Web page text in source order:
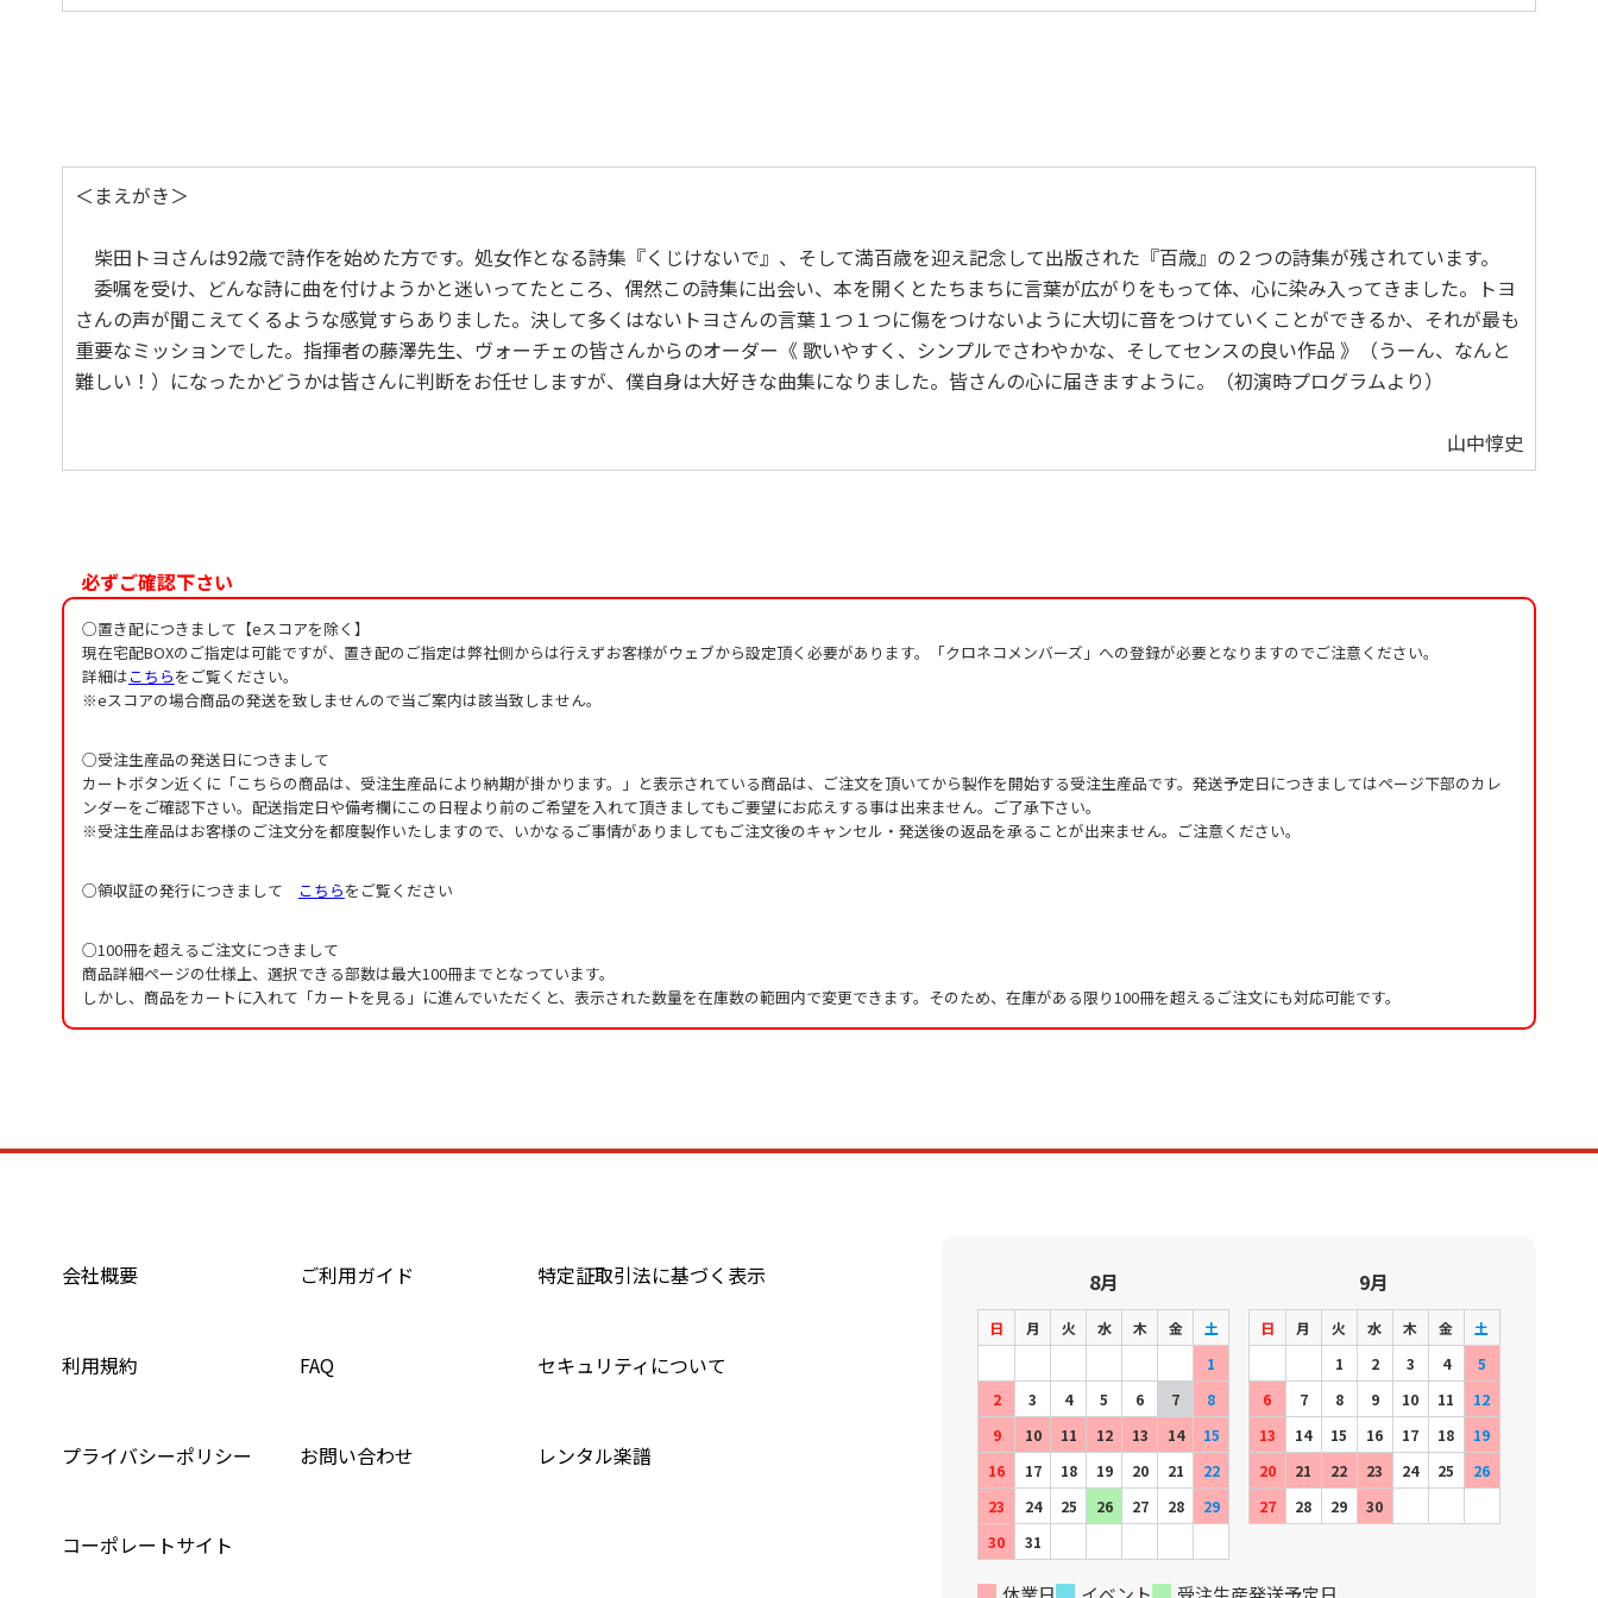
作詞者：柴田トヨ
＜まえがき＞
柴田トヨさんは92歳で詩作を始めた方です。処女作となる詩集『くじけないで』、そして満百歳を迎え記念して出版された『百歳』の２つの詩集が残されています。
委嘱を受け、どんな詩に曲を付けようかと迷いってたところ、偶然この詩集に出会い、本を開くとたちまちに言葉が広がりをもって体、心に染み入ってきました。トヨ
さんの声が聞こえてくるような感覚すらありました。決して多くはないトヨさんの言葉１つ１つに傷をつけないように大切に音をつけていくことができるか、それが最も
重要なミッションでした。指揮者の藤澤先生、ヴォーチェの皆さんからのオーダー《 歌いやすく、シンプルでさわやかな、そしてセンスの良い作品 》（うーん、なんと
難しい！）になったかどうかは皆さんに判断をお任せしますが、僕自身は大好きな曲集になりました。皆さんの心に届きますように。（初演時プログラムより）
山中惇史
必ずご確認下さい
○置き配につきまして【eスコアを除く】
現在宅配BOXのご指定は可能ですが、置き配のご指定は弊社側からは行えずお客様がウェブから設定頂く必要があります。「クロネコメンバーズ」への登録が必要となりますのでご注意ください。
詳細はこちらをご覧ください。
※eスコアの場合商品の発送を致しませんので当ご案内は該当致しません。
○受注生産品の発送日につきまして
カートボタン近くに「こちらの商品は、受注生産品により納期が掛かります。」と表示されている商品は、ご注文を頂いてから製作を開始する受注生産品です。発送予定日につきましてはページ下部のカレ
ンダーをご確認下さい。配送指定日や備考欄にこの日程より前のご希望を入れて頂きましてもご要望にお応えする事は出来ません。ご了承下さい。
※受注生産品はお客様のご注文分を都度製作いたしますので、いかなるご事情がありましてもご注文後のキャンセル・発送後の返品を承ることが出来ません。ご注意ください。
○領収証の発行につきまして こちらをご覧ください
○100冊を超えるご注文につきまして
商品詳細ページの仕様上、選択できる部数は最大100冊までとなっています。
しかし、商品をカートに入れて「カートを見る」に進んでいただくと、表示された数量を在庫数の範囲内で変更できます。そのため、在庫がある限り100冊を超えるご注文にも対応可能です。
会社概要 ご利用ガイド 特定証取引法に基づく表示
利用規約 FAQ セキュリティについて
プライバシーポリシー お問い合わせ レンタル楽譜
コーポレートサイト
8月
日 月 火 水 木 金
土
1
2
3 4 5 6 7
8
9
10 11 12 13 14
15
16
17 18 19 20 21
22
23
24 25 26 27 28
29
30
31
9月
日 月 火 水 木 金
土
1
2 3 4
5
6
7 8 9 10 11
12
13
14 15 16 17 18
19
20
21 22 23 24 25
26
27
28 29 30